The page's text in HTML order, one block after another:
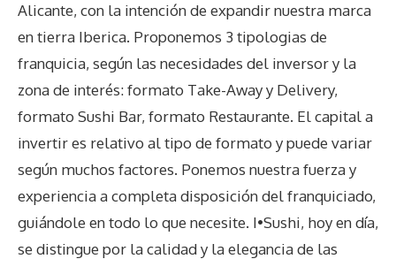
Alicante, con la intención de expandir nuestra marca
en tierra Iberica. Proponemos 3 tipologias de
franquicia, según las necesidades del inversor y la
zona de interés: formato Take-Away y Delivery,
formato Sushi Bar, formato Restaurante. El capital a
invertir es relativo al tipo de formato y puede variar
según muchos factores. Ponemos nuestra fuerza y
experiencia a completa disposición del franquiciado,
guiándole en todo lo que necesite. I•Sushi, hoy en día,
se distingue por la calidad y la elegancia de las